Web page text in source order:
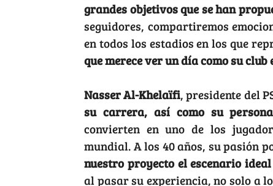
grandes objetivos que se han
seguidores, compartiremos
en todos los estadios en los que
que merece ver un día como su
Nasser Al-Khelaïfi, presidente del
su carrera, así como su
convierten en uno de los
mundial. A los 40 años, su pasión
nuestro proyecto el escenario ideal
al pasar su experiencia, no solo a